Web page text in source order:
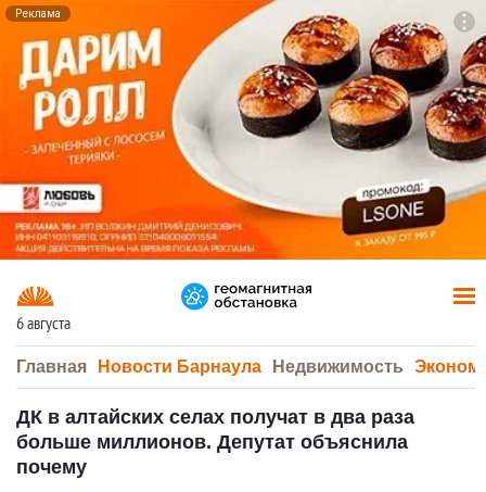
Реклама
6 августа
Главная Новости Барнаула Недвижимость
ДК в алтайских селах получат в два раза
больше миллионов. Депутат объяснила
почему